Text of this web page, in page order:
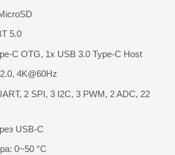
5.0
C OTG, 1x USB 3.0 Type-C Host
4K@60Hz
2 SPI, 3 I2C, 3 PWM, 2 ADC, 22
USB-C
0~50 °C